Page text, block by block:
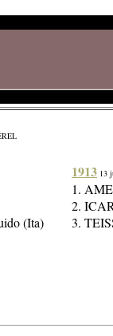
(Ita)
1913 13
1.
2.
3.